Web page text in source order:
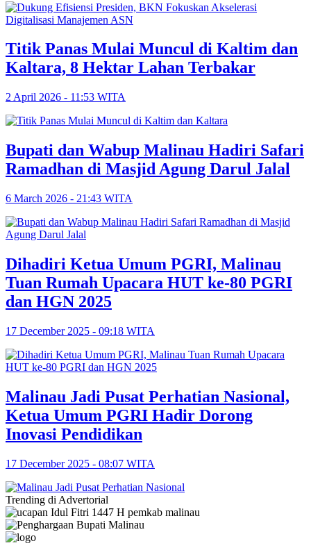
Titik Panas Mulai Muncul di Kaltim dan
Kaltara, 8 Hektar Lahan Terbakar
2 April 2026 - 11:53 WITA
Bupati dan Wabup Malinau Hadiri Safari
Ramadhan di Masjid Agung Darul Jalal
6 March 2026 - 21:43 WITA
Dihadiri Ketua Umum PGRI, Malinau
Tuan Rumah Upacara HUT ke-80 PGRI
dan HGN 2025
17 December 2025 - 09:18 WITA
Malinau Jadi Pusat Perhatian Nasional,
Ketua Umum PGRI Hadir Dorong
Inovasi Pendidikan
17 December 2025 - 08:07 WITA
Trending di Advertorial